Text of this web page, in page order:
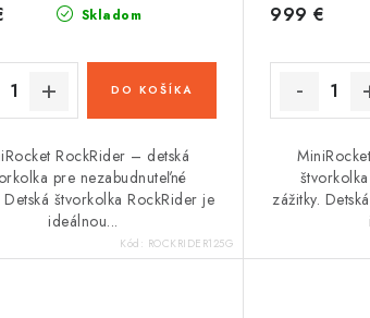
Skladom
DO KOŠÍKA
RockRider – detská
pre nezabudnuteľné
Detská štvorkolka RockRider je
ideálnou...
Kód: ROCKRIDER125G
999 €
zážitky.